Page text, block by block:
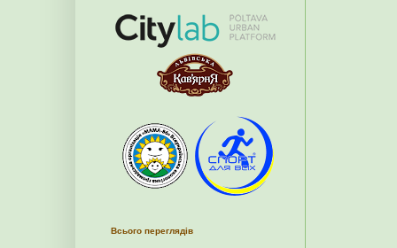
Всього переглядів